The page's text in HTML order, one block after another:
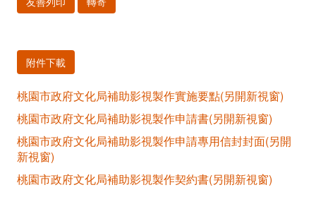
間
自
即
日
起
至
114
附件下載
桃園市政府文化局補助影視製作實施要點(另開新視窗)
桃園市政府文化局補助影視製作申請書(另開新視窗)
桃園市政府文化局補助影視製作申請專用信封封面(另開
新視窗)
桃園市政府文化局補助影視製作契約書(另開新視窗)